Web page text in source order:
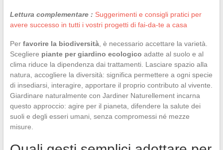
Lettura complementare : Suggerimenti e consigli pratici per
avere successo in tutti i vostri progetti di fai-da-te a casa
Per favorire la biodiversità, è necessario accettare la varietà.
Scegliere piante per giardino ecologico adatte al suolo e al
clima riduce la dipendenza dai trattamenti. Lasciare spazio alla
natura, accogliere la diversità: significa permettere a ogni specie
di insediarsi, interagire, apportare il proprio contributo al vivente.
Giardinare naturalmente con Jardiner Naturellement incarna
questo approccio: agire per il pianeta, difendere la salute dei
suoli e degli esseri umani, senza compromessi né mezze
misure.